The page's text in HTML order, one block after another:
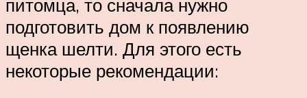
питомца, то сначала нужно
подготовить дом к появлению
щенка шелти. Для этого есть
некоторые рекомендации: